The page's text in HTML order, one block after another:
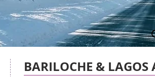
BARILOCHE & LAGOS